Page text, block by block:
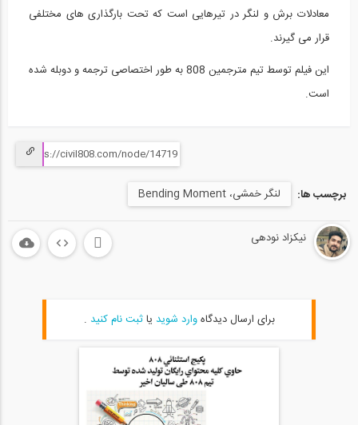
معادلات برش و لنگر در تیرهایی است که تحت بارگذاری های مختلفی
قرار می گیرند.
این فیلم توسط تیم مترجمین 808 به طور اختصاصی ترجمه و دوبله شده
است.
برچسب ها: لنگر خمشی، Bending Moment
نیکزاد نودهی
برای ارسال دیدگاهوارد شوید یاثبت نام کنید .